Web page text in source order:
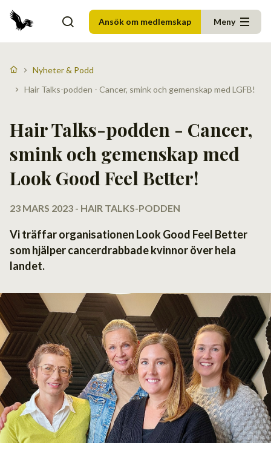
Ansök om medlemskap Meny
Nyheter & Podd
Hair Talks-podden - Cancer, smink och gemenskap med LGFB!
Hair Talks-podden - Cancer,
smink och gemenskap med
Look Good Feel Better!
23 MARS 2023 - HAIR TALKS-PODDEN
Vi träffar organisationen Look Good Feel Better
som hjälper cancerdrabbade kvinnor över hela
landet.